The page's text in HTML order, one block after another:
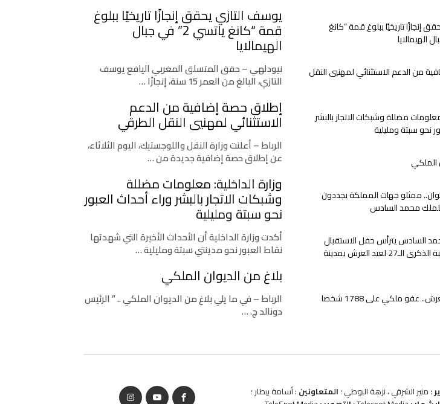
إنجازًا تاريخيًا ببلوغ قمة “كانغ
من الدعم الاستثنائي لمهنيي النقل
معلومات مضللة وشبكات الاتجار بالبشر
نحو سبتة ومليلية
الملكي
ممثلو جهات المملكة يجددون
للملك محمد السادس
السادس يترأس حفل الاستقبال
الرسمي بمناسبة الذكرى الـ27 لعيد العرش بمدينة
عفو ملكي على 1788 شخصا
يوسف التازي يحقق إنجازًا تاريخيًا ببلوغ
قمة “كانغ ياتسي 2” في جبال
الهيمالايا
نيودلهي – حقق المتسلق المغربي اليافع يوسف
التازي، البالغ من العمر 15 سنة، إنجازًا …
إطلاق حصة إضافية من الدعم
الاستثنائي لمهنيي النقل الطرقي
الرباط – أعلنت وزارة النقل واللوجستيك، اليوم الثلاثاء،
عن إطلاق حصة إضافية جديدة من …
وزارة الداخلية: معلومات مضللة
وشبكات الاتجار بالبشر وراء أحداث العبور
نحو سبتة ومليلية
أكدت وزارة الداخلية أن الأحداث الأخيرة التي شهدتها
نقاط العبور نحو مدينتي سبتة ومليلية …
بلاغ من الديوان الملكي
الرباط – في ما يلي بلاغ من الديوان الملكي .. ” الرئيس
دونالد ج. …
: منير الشرقي ، نزهة البوطي ؛ المتعاونين : أسامة بيطار ؛